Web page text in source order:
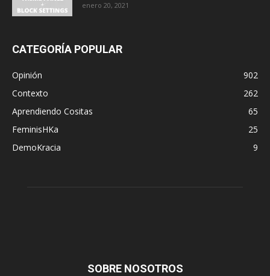
enero 20, 2021
CATEGORÍA POPULAR
Opinión
902
Contexto
262
Aprendiendo Cositas
65
FeminisHKa
25
DemoKracia
9
SOBRE NOSOTROS